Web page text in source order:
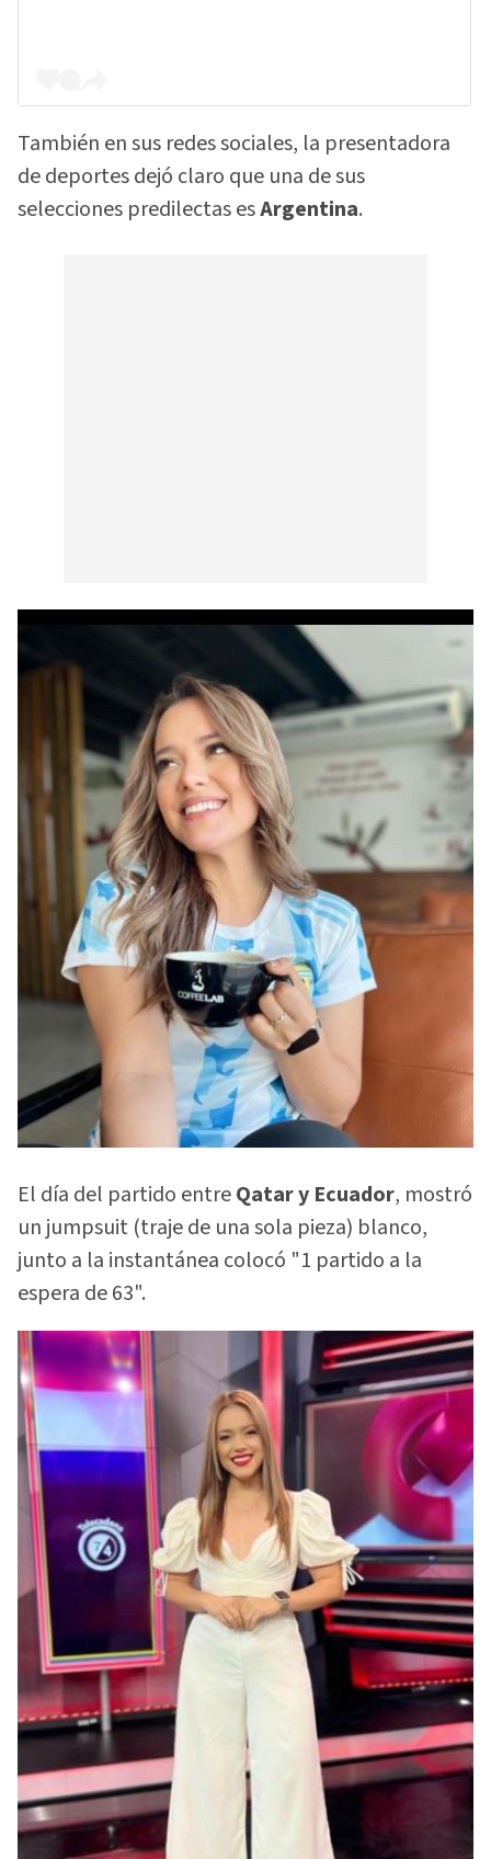
También en sus redes sociales, la presentadora
de deportes dejó claro que una de sus
selecciones predilectas esArgentina.
El día del partido entreQatar y Ecuador, mostró
un jumpsuit (traje de una sola pieza) blanco,
junto a la instantánea colocó "1 partido a la
espera de 63".